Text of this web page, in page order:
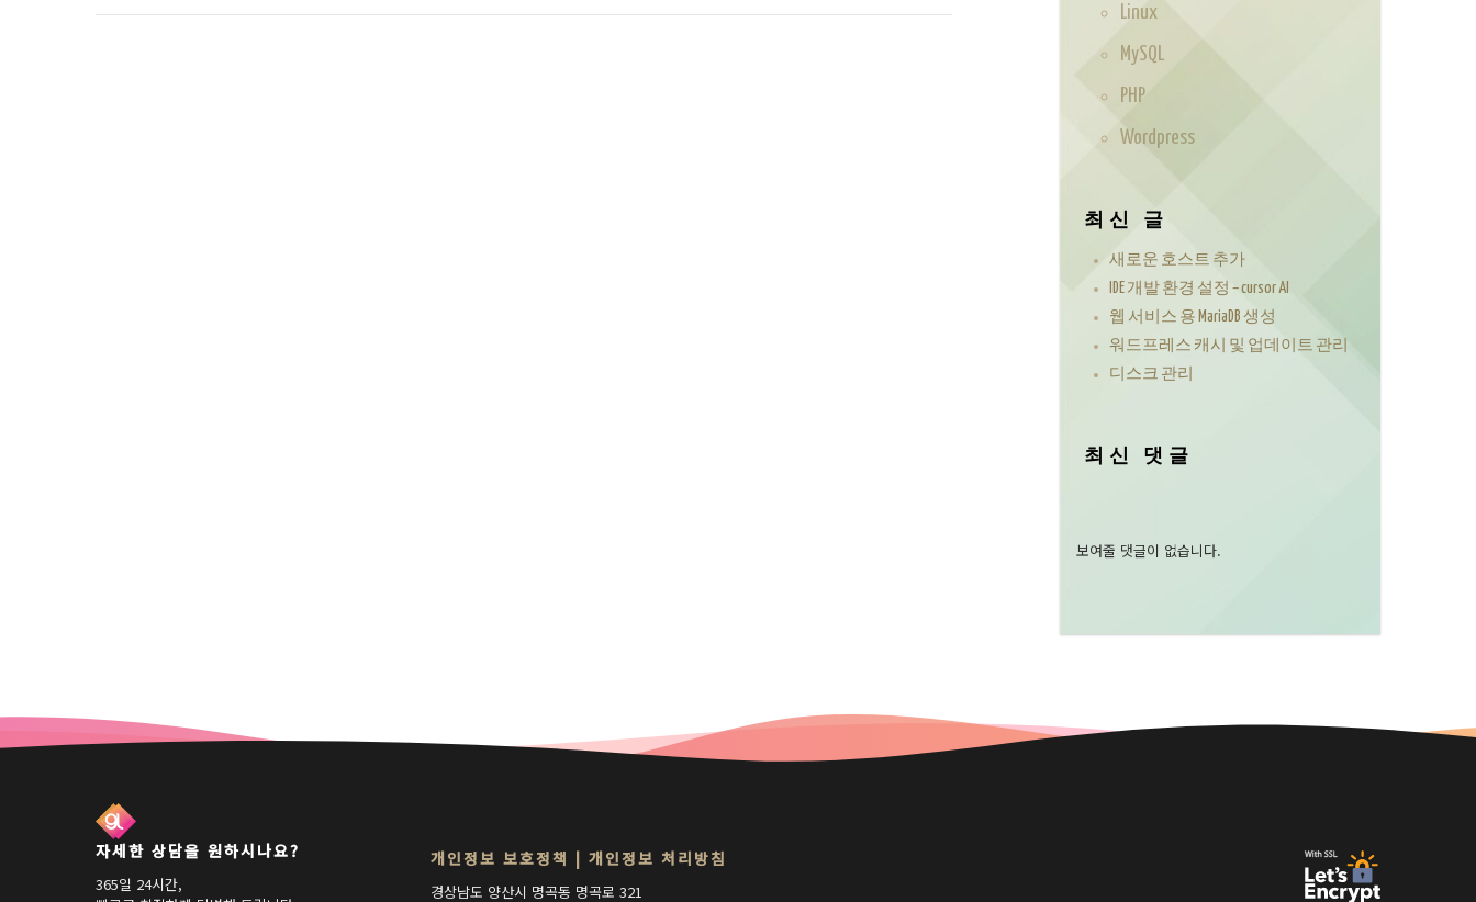
Linux
MySQL
PHP
Wordpress
최신 글
새로운 호스트 추가
IDE 개발 환경 설정 – cursor AI
웹 서비스 용 MariaDB 생성
워드프레스 캐시 및 업데이트 관리
디스크 관리
최신 댓글
보여줄 댓글이 없습니다.
자세한 상담을 원하시나요?
365일 24시간,
개인정보 보호정책 | 개인정보 처리방침
경상남도 양산시 명곡동 명곡로 321